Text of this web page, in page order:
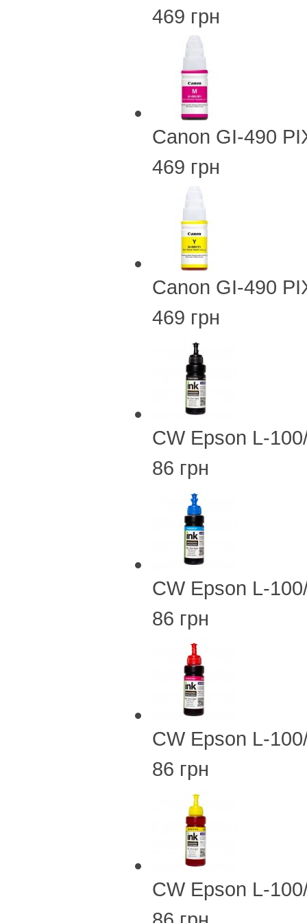
469 грн
Canon GI-490
469 грн
Canon GI-490
469 грн
CW Epson L-
86 грн
CW Epson L-
86 грн
CW Epson L-
86 грн
CW Epson L-